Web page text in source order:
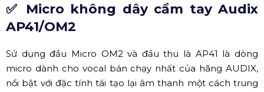
✅ Micro không dây cầm tay Audix
AP41/OM2
Sử dụng đầu Micro OM2 và đầu thu là AP41 là dòng
micro dành cho vocal bán chạy nhất của hãng AUDIX,
nổi bật với đặc tính tái tạo lại âm thanh một cách trung